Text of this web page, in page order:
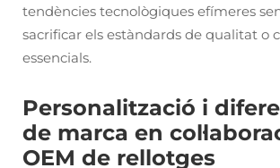
tendències tecnològiques efímeres
sacrificar els estàndards de qualitat o
essencials.
Personalització i
de marca en
OEM de rellotges